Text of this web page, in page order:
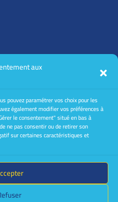
aux
pouvez paramétrer vos choix pour les
également modifier vos préférences à
le consentement" situé en bas à
ne pas consentir ou de retirer son
sur certaines caractéristiques et
légales :
de vente
est géré par